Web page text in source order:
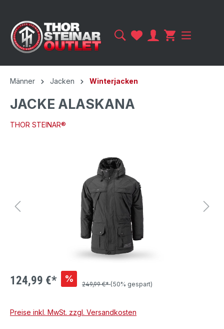
Männer Jacken Winterjacken
JACKE ALASKANA
THOR STEINAR®
124,99 €* %
249,99 €*(50% gespart)
Preise inkl. MwSt. zzgl. Versandkosten